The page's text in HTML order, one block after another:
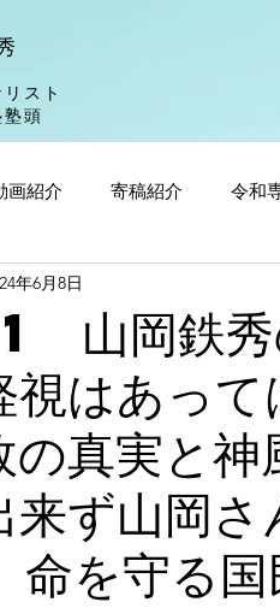
スト
頭
画紹介 寄稿紹介 令和
岡鉄秀
視はあっ
の真実と
来ず山岡
を守る
年6月8日